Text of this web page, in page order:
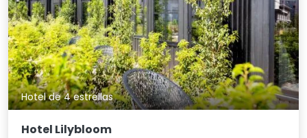
Hotel de 4 estrellas
Hotel Lilybloom